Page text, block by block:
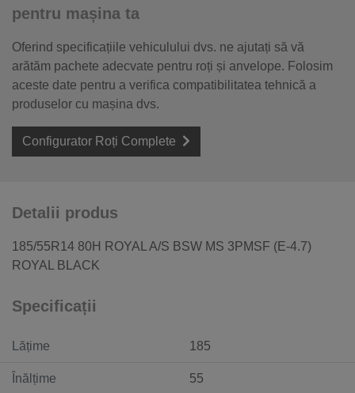
pentru mașina ta
Oferind specificațiile vehiculului dvs. ne ajutați să vă
arătăm pachete adecvate pentru roți și anvelope. Folosim
aceste date pentru a verifica compatibilitatea tehnică a
produselor cu mașina dvs.
Configurator Roți Complete
Detalii produs
185/55R14 80H ROYAL A/S BSW MS 3PMSF (E-4.7)
ROYAL BLACK
Specificații
Lățime 185
Înălțime 55